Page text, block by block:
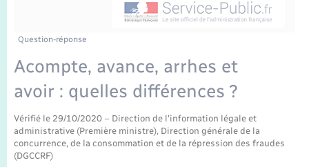
Etat-civil - Papiers - Citoyenneté
Mariage – PACS
Parrainage civil
Logement - Urbanisme
Loisirs
Nouvel habitant
Transports scolaires
Travaux - Autorisation d’occupation de l’espace
Compétences
Plan interactif
Publications
Question-réponse
Acompte, avance, arrhes et
avoir : quelles différences ?
Vérifié le 29/10/2020 – Direction de l'information légale et
administrative (Première ministre), Direction générale de la
concurrence, de la consommation et de la répression des fraudes
(DGCCRF)